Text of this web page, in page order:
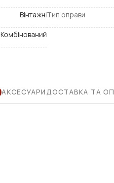
Вінтажні
Комбінований
Тип оправи
АКСЕСУАРИДОСТАВКА ТА